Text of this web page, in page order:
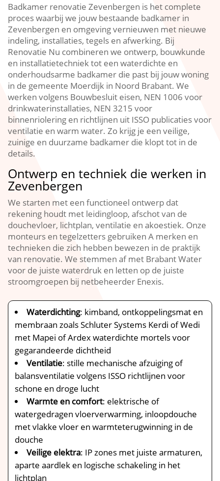
Badkamer renovatie Zevenbergen is het complete
proces waarbij we jouw bestaande badkamer in
Zevenbergen en omgeving vernieuwen met nieuwe
indeling, installaties, tegels en afwerking.​ Bij
Renovatie Nu combineren we ontwerp, bouwkunde
en installatietechniek tot een waterdichte en
onderhoudsarme badkamer die past bij jouw woning
in de gemeente Moerdijk in Noord Brabant.​ We
werken volgens Bouwbesluit eisen, NEN 1006 voor
drinkwaterinstallaties, NEN 3215 voor
binnenriolering en richtlijnen uit ISSO publicaties voor
ventilatie en warm water.​ Zo krijg je een veilige,
zuinige en duurzame badkamer die klopt tot in de
details.​
Ontwerp en techniek die werken in
Zevenbergen
We starten met een functioneel ontwerp dat
rekening houdt met leidingloop, afschot van de
douchevloer, lichtplan, ventilatie en akoestiek.​ Onze
monteurs en tegelzetters gebruiken A merken en
technieken die zich hebben bewezen in de praktijk
van renovatie.​ We stemmen af met Brabant Water
voor de juiste waterdruk en letten op de juiste
stroomgroepen bij netbeheerder Enexis.​
Waterdichting: kimband, ontkoppelingsmat en
membraan zoals Schluter Systems Kerdi of Wedi
met Mapei of Ardex waterdichte mortels voor
gegarandeerde dichtheid
Ventilatie: stille mechanische afzuiging of
balansventilatie volgens ISSO richtlijnen voor
schone en droge lucht
Warmte en comfort: elektrische of
watergedragen vloerverwarming, inloopdouche
met vlakke vloer en warmteterugwinning in de
douche
Veilige elektra: IP zones met juiste armaturen,
aparte aardlek en logische schakeling in het
lichtplan